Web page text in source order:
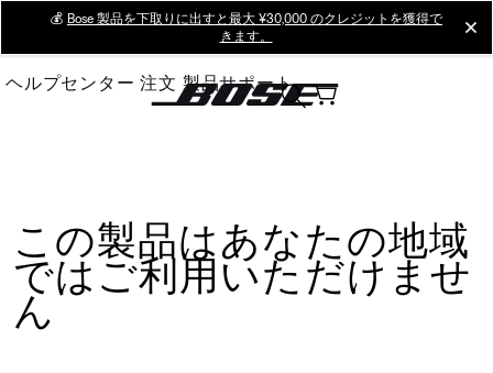
Main
💰 Bose 製品を下取りに出すと最大 ¥30,000 のクレジットを獲得で
きます。
ヘルプセンター 注文 製品サポート
この製品はあなたの地域
ではご利用いただけませ
ん